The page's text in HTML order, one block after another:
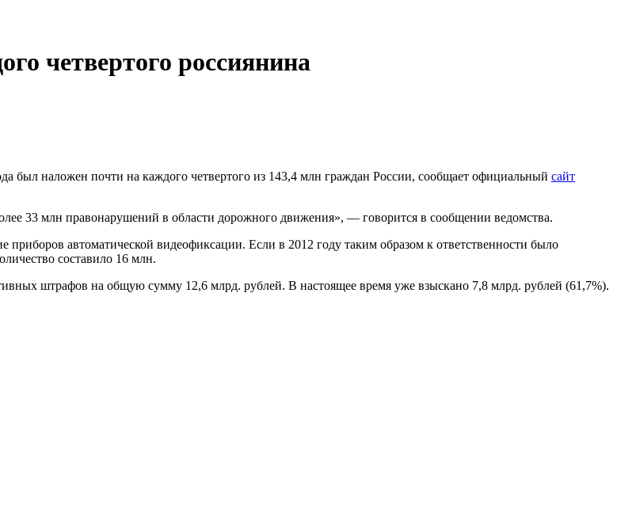
четвертого россиянина
был наложен почти на каждого четвертого из 143,4 млн граждан России, сообщает официальный сайт
33 млн правонарушений в области дорожного движения», — говорится в сообщении ведомства.
автоматической видеофиксации. Если в 2012 году таким образом к ответственности было
составило 16 млн.
штрафов на общую сумму 12,6 млрд. рублей. В настоящее время уже взыскано 7,8 млрд. рублей (61,7%).